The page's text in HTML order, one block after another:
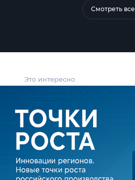
Это интересно
Смотреть все